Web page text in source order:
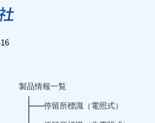
製品情報一覧
停留所標識（電照式）